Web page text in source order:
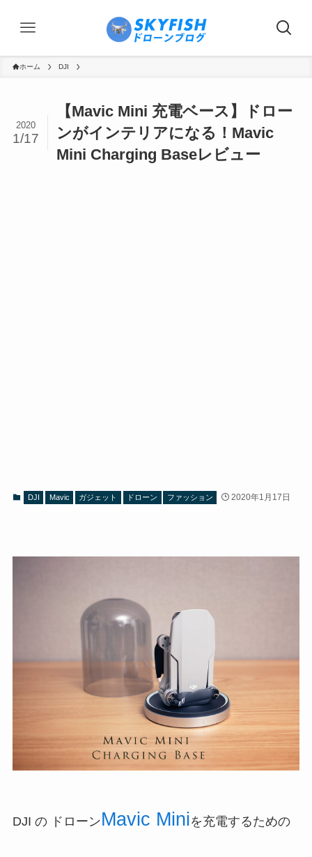
ホーム DJI
【Mavic Mini 充電ベース】ドロー
ンがインテリアになる！Mavic
Mini Charging Baseレビュー
2020
1/17
DJI Mavic ガジェット ドローン ファッション 2020年1月17日
DJI の ドローンMavic Miniを充電するための